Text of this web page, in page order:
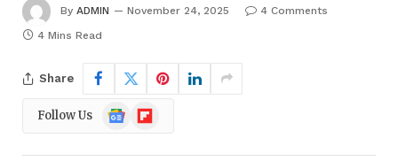
By ADMIN November 24, 2025
4 Comments
4 Mins Read
Share
Follow Us
Google
News
Flipboard